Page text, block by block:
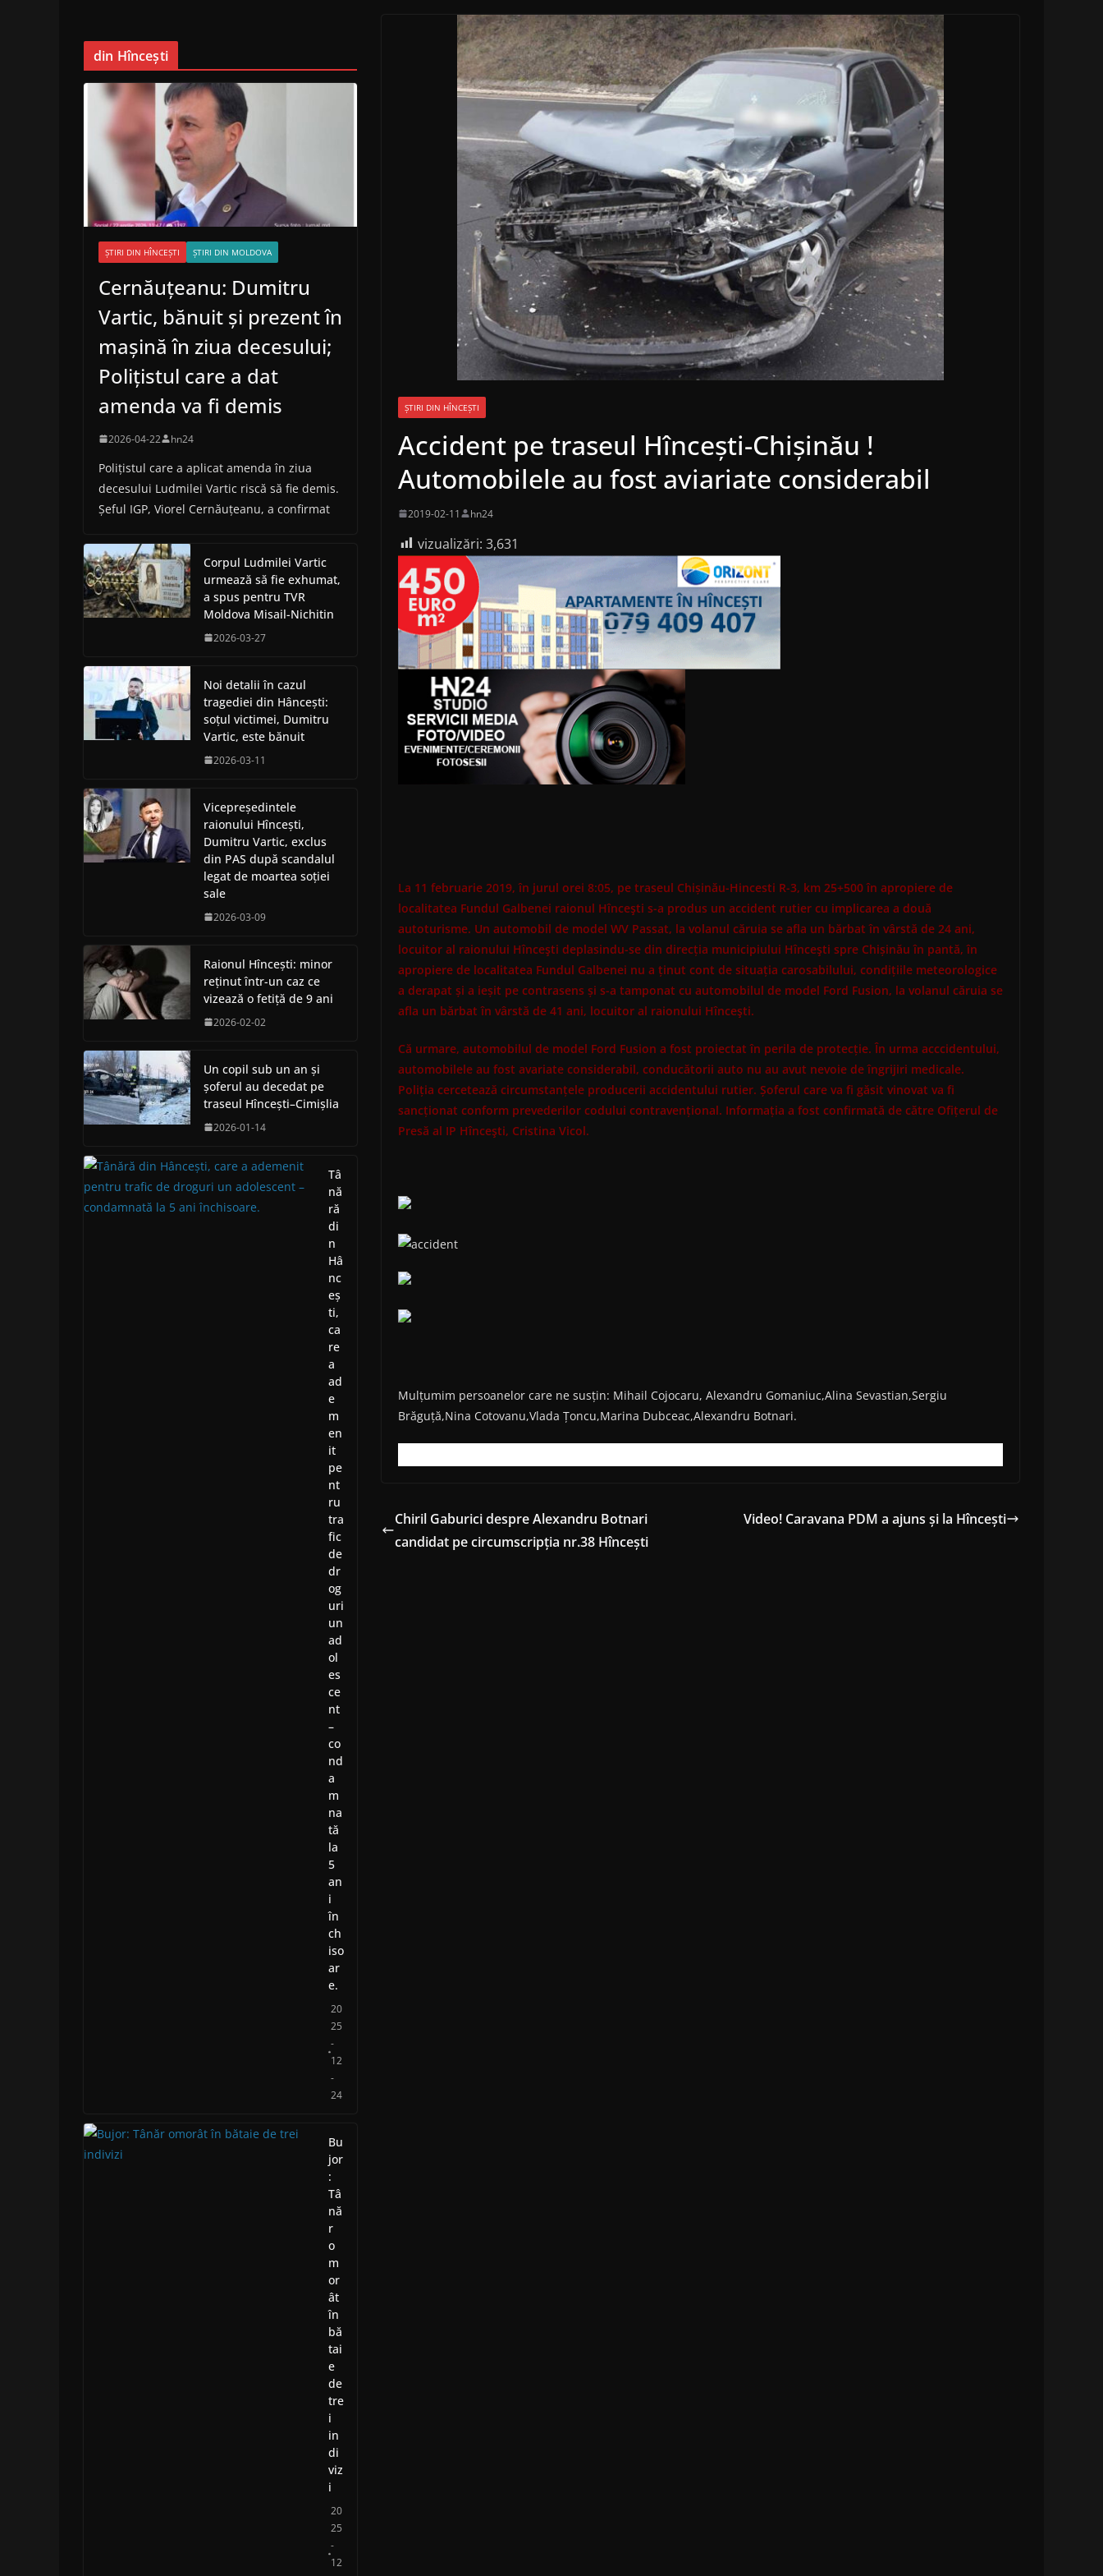
ȘTIRI DIN HÎNCEȘTI
Accident pe traseul Hîncești-Chișinău !
Automobilele au fost aviariate considerabil
2019-02-11 hn24
vizualizări: 3,631
La 11 februarie 2019, în jurul orei 8:05, pe traseul Chișinău-Hincesti R-3, km 25+500 în apropiere de
localitatea Fundul Galbenei raionul Hînceşti s-a produs un accident rutier cu implicarea a două
autoturisme. Un automobil de model WV Passat, la volanul căruia se afla un bărbat în vârstă de 24 ani,
locuitor al raionului Hînceşti deplasindu-se din direcția municipiului Hînceşti spre Chișinău în pantă, în
apropiere de localitatea Fundul Galbenei nu a ținut cont de situația carosabilului, condițiile meteorologice
a derapat și a ieșit pe contrasens și s-a tamponat cu automobilul de model Ford Fusion, la volanul căruia se
afla un bărbat în vârstă de 41 ani, locuitor al raionului Hînceşti.
Că urmare, automobilul de model Ford Fusion a fost proiectat în perila de protecție. În urma acccidentului,
automobilele au fost avariate considerabil, conducătorii auto nu au avut nevoie de îngrijiri medicale.
Poliția cercetează circumstanțele producerii accidentului rutier. Șoferul care va fi găsit vinovat va fi
sancționat conform prevederilor codului contravențional. Informația a fost confirmată de către Ofițerul de
Presă al IP Hînceşti, Cristina Vicol.
Mulțumim persoanelor care ne susțin: Mihail Cojocaru, Alexandru Gomaniuc,Alina Sevastian,Sergiu
Brăguță,Nina Cotovanu,Vlada Țoncu,Marina Dubceac,Alexandru Botnari.
Chiril Gaburici despre Alexandru Botnari
candidat pe circumscripția nr.38 Hîncești
Video! Caravana PDM a ajuns și la Hîncești
din Hîncești
ȘTIRI DIN HÎNCEȘTI ȘTIRI DIN MOLDOVA
Cernăuțeanu: Dumitru
Vartic, bănuit și prezent în
mașină în ziua decesului;
Polițistul care a dat
amenda va fi demis
2026-04-22 hn24
Polițistul care a aplicat amenda în ziua
decesului Ludmilei Vartic riscă să fie demis.
Șeful IGP, Viorel Cernăuțeanu, a confirmat
Corpul Ludmilei Vartic
urmează să fie exhumat,
a spus pentru TVR
Moldova Misail-Nichitin
2026-03-27
Noi detalii în cazul
tragediei din Hâncești:
soțul victimei, Dumitru
Vartic, este bănuit
2026-03-11
Vicepreședintele
raionului Hîncești,
Dumitru Vartic, exclus
din PAS după scandalul
legat de moartea soției
sale
2026-03-09
Raionul Hîncești: minor
reținut într-un caz ce
vizează o fetiță de 9 ani
2026-02-02
Un copil sub un an și
șoferul au decedat pe
traseul Hîncești–Cimișlia
2026-01-14
Tâ
nă
ră
di
n
Hâ
nc
eș
ti,
ca
re
a
ad
e
m
en
it
pe
nt
ru
tra
fic
de
dr
og
uri
un
ad
ol
es
ce
nt
–
co
nd
a
m
na
tă
la
5
an
i
în
ch
iso
ar
e.
20
25
-
12
-
24
Bu
jor
:
Tâ
nă
r
o
m
or
ât
în
bă
tai
e
de
tre
i
in
di
viz
i
20
25
-
12